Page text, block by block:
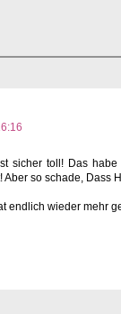
sicher toll! Das
so schade, Dass
endlich wieder mehr